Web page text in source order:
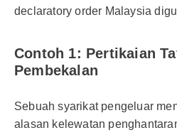
declaratory order Malaysia
Contoh 1: Pertikaian
Pembekalan
Sebuah syarikat pengeluar
alasan kelewatan